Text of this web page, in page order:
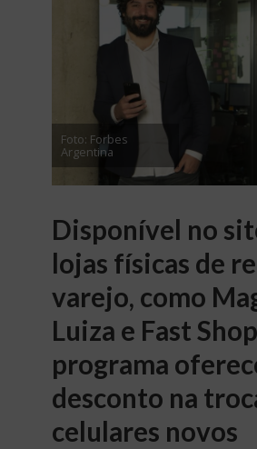
Foto: Forbes
Argentina
Disponível no
lojas físicas de
varejo, como
Luiza e Fast
programa
desconto na
celulares novos